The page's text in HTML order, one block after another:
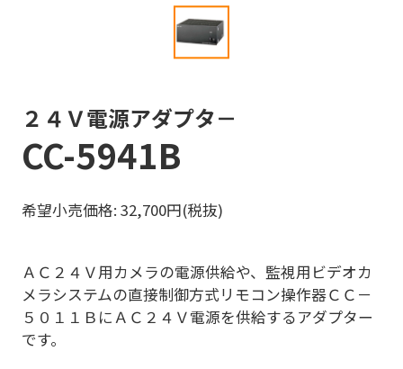
２４Ｖ電源アダプタ－
CC-5941B
希望小売価格: 32,700円(税抜)
ＡＣ２４Ｖ用カメラの電源供給や、監視用ビデオカ
メラシステムの直接制御方式リモコン操作器ＣＣ－
５０１１ＢにＡＣ２４Ｖ電源を供給するアダプター
です。